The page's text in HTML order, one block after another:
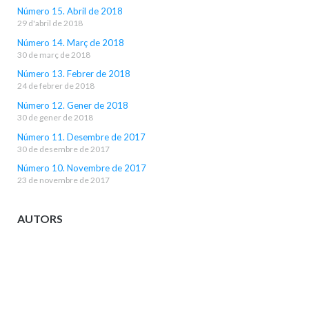
Número 15. Abril de 2018
29 d'abril de 2018
Número 14. Març de 2018
30 de març de 2018
Número 13. Febrer de 2018
24 de febrer de 2018
Número 12. Gener de 2018
30 de gener de 2018
Número 11. Desembre de 2017
30 de desembre de 2017
Número 10. Novembre de 2017
23 de novembre de 2017
AUTORS